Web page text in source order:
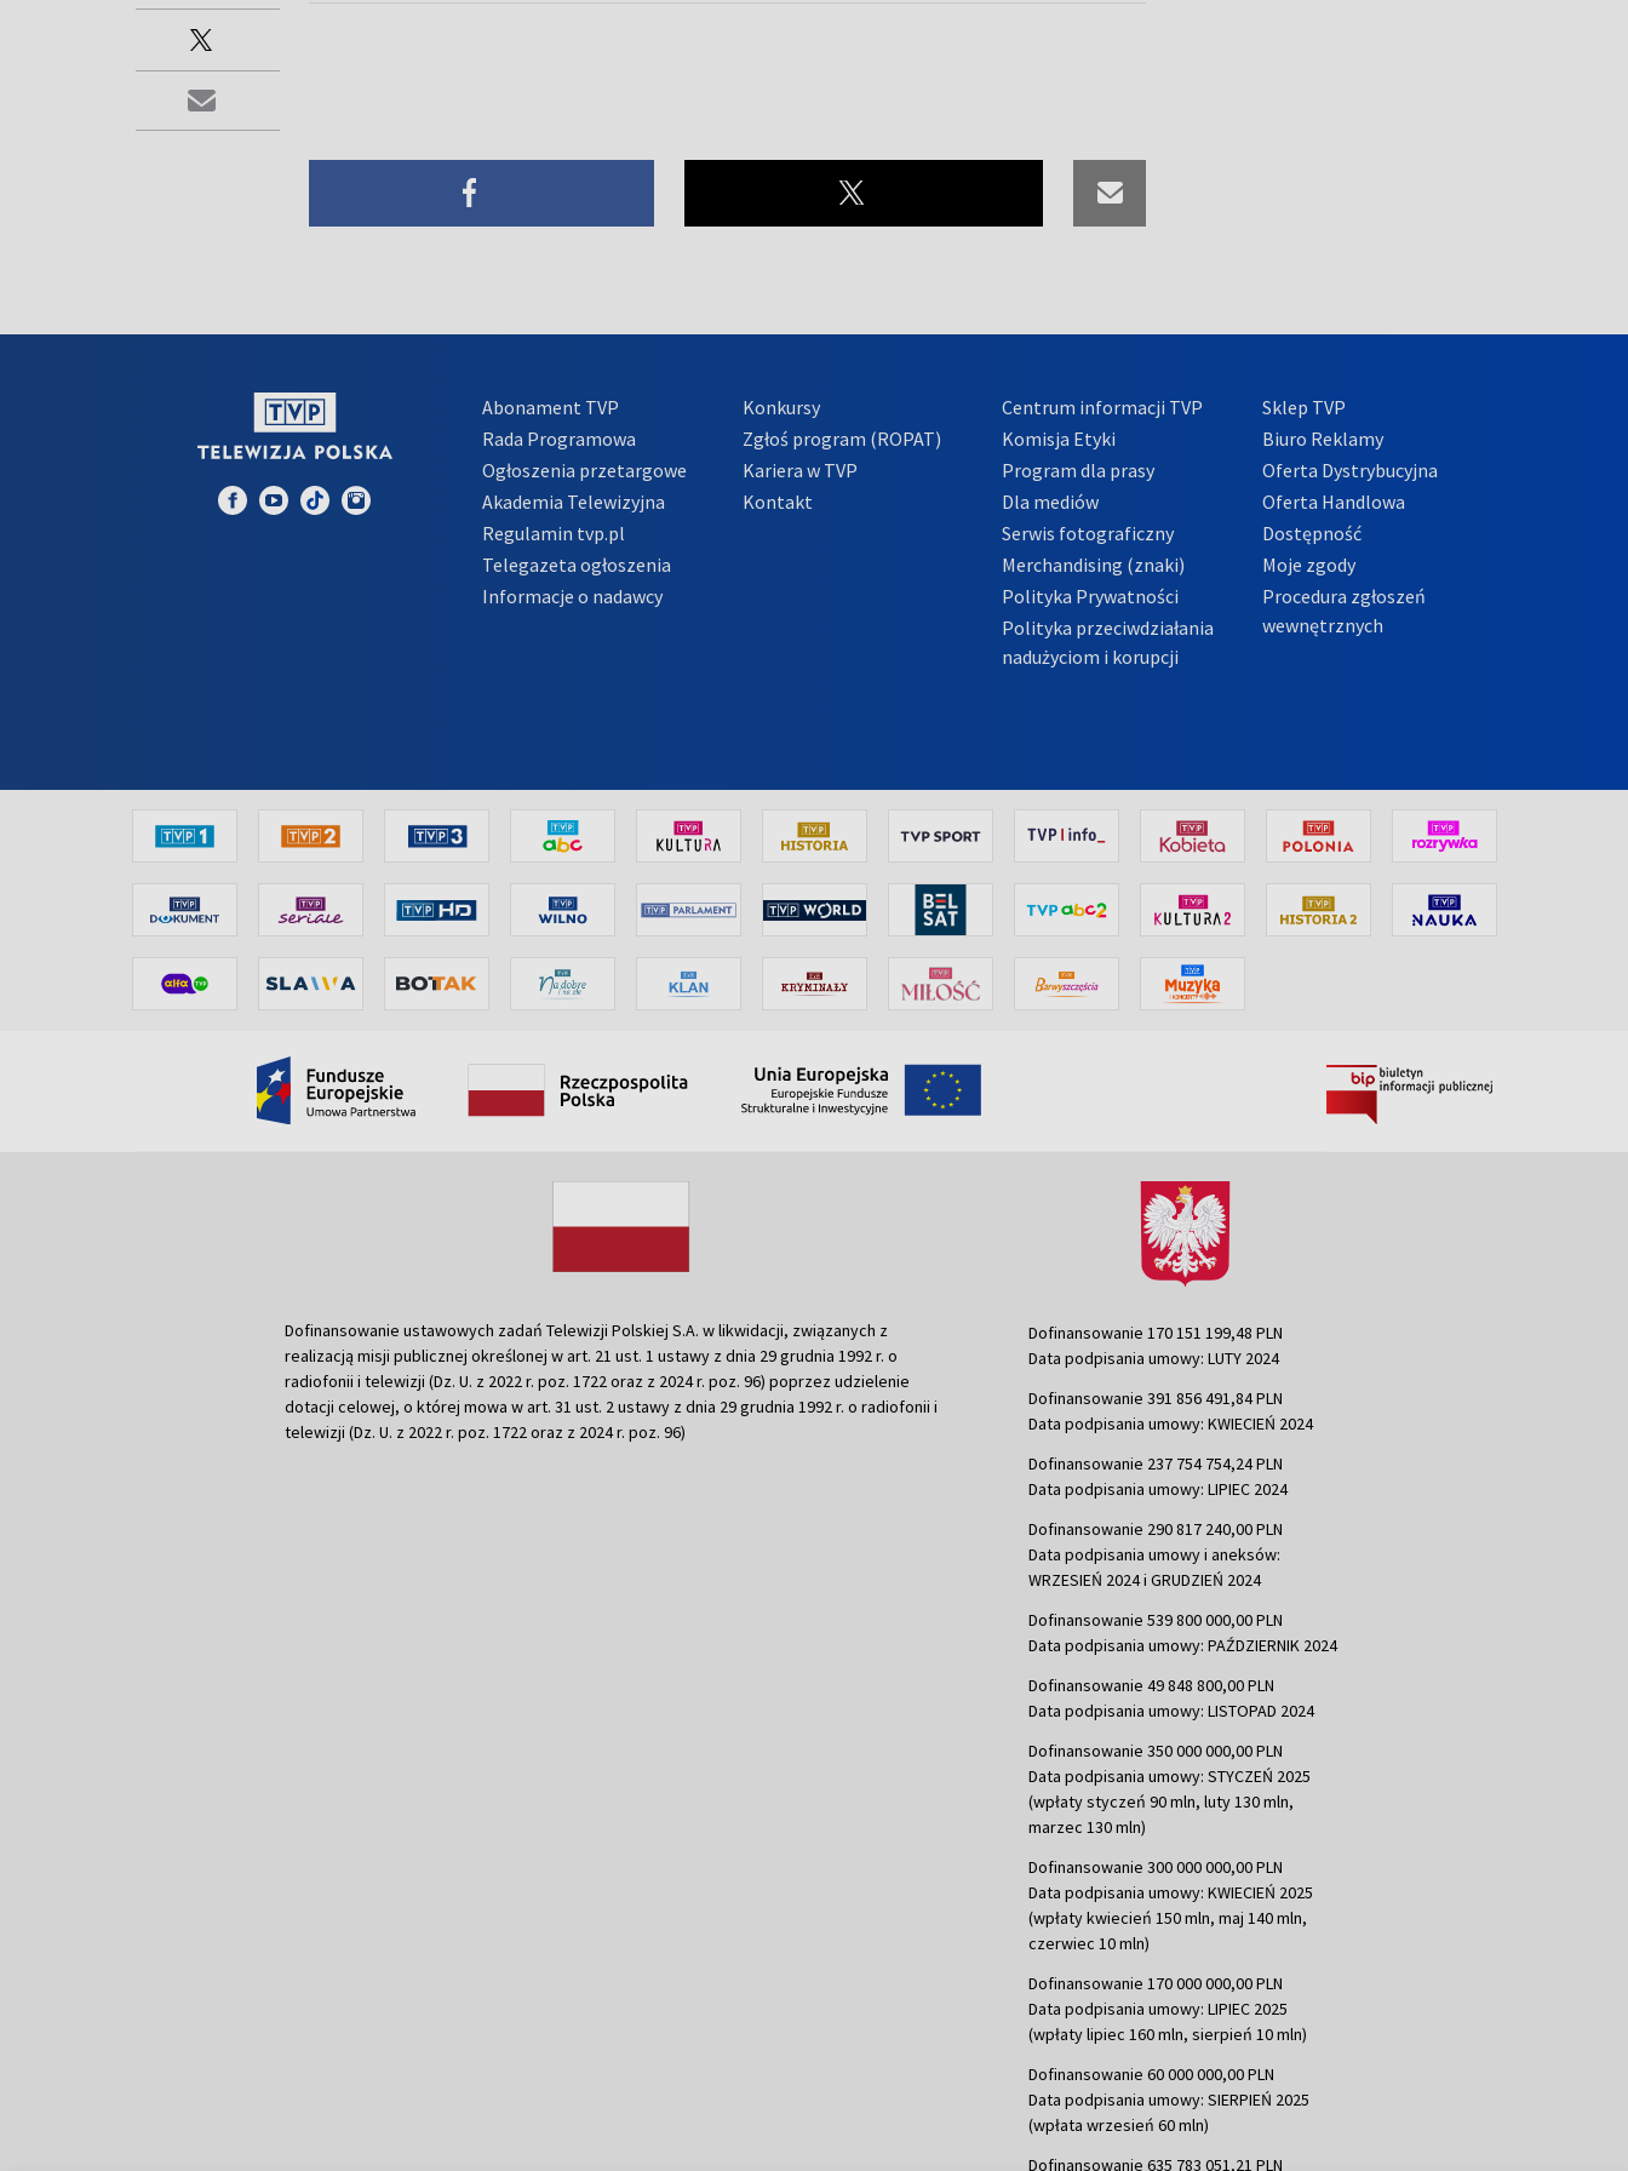
Abonament TVP
Rada Programowa
Ogłoszenia przetargowe
Akademia Telewizyjna
Regulamin tvp.pl
Telegazeta ogłoszenia
Informacje o nadawcy
Konkursy
Zgłoś program (ROPAT)
Kariera w TVP
Kontakt
Centrum informacji TVP
Komisja Etyki
Program dla prasy
Dla mediów
Serwis fotograficzny
Merchandising (znaki)
Polityka Prywatności
Polityka przeciwdziałania
nadużyciom i korupcji
Sklep TVP
Biuro Reklamy
Oferta Dystrybucyjna
Oferta Handlowa
Dostępność
Moje zgody
Procedura zgłoszeń
wewnętrznych
Dofinansowanie ustawowych zadań Telewizji Polskiej S.A. w likwidacji, związanych z
realizacją misji publicznej określonej w art. 21 ust. 1 ustawy z dnia 29 grudnia 1992 r. o
radiofonii i telewizji (Dz. U. z 2022 r. poz. 1722 oraz z 2024 r. poz. 96) poprzez udzielenie
dotacji celowej, o której mowa w art. 31 ust. 2 ustawy z dnia 29 grudnia 1992 r. o radiofonii i
telewizji (Dz. U. z 2022 r. poz. 1722 oraz z 2024 r. poz. 96)
Dofinansowanie 170 151 199,48 PLN
Data podpisania umowy: LUTY 2024
Dofinansowanie 391 856 491,84 PLN
Data podpisania umowy: KWIECIEŃ 2024
Dofinansowanie 237 754 754,24 PLN
Data podpisania umowy: LIPIEC 2024
Dofinansowanie 290 817 240,00 PLN
Data podpisania umowy i aneksów:
WRZESIEŃ 2024 i GRUDZIEŃ 2024
Dofinansowanie 539 800 000,00 PLN
Data podpisania umowy: PAŹDZIERNIK 2024
Dofinansowanie 49 848 800,00 PLN
Data podpisania umowy: LISTOPAD 2024
Dofinansowanie 350 000 000,00 PLN
Data podpisania umowy: STYCZEŃ 2025
(wpłaty styczeń 90 mln, luty 130 mln,
marzec 130 mln)
Dofinansowanie 300 000 000,00 PLN
Data podpisania umowy: KWIECIEŃ 2025
(wpłaty kwiecień 150 mln, maj 140 mln,
czerwiec 10 mln)
Dofinansowanie 170 000 000,00 PLN
Data podpisania umowy: LIPIEC 2025
(wpłaty lipiec 160 mln, sierpień 10 mln)
Dofinansowanie 60 000 000,00 PLN
Data podpisania umowy: SIERPIEŃ 2025
(wpłata wrzesień 60 mln)
Dofinansowanie 635 783 051,21 PLN